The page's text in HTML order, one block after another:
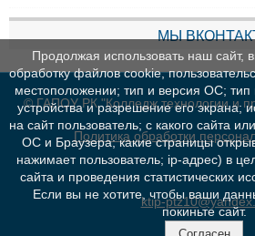
МЫ
© ГАПОУ РК "Колледж технологии и
Политика обработки
ktip-
Продолжая использовать наш сайт,
обработку файлов cookie,
местоположении; тип и версия ОС; тип
устройства и разрешение его экрана;
на сайт пользователь; с какого сайта
ОС и Браузера; какие страницы
нажимает пользователь; ip-адрес) в
сайта и проведения статистических
Если вы не хотите, чтобы ваши
покиньте сайт.